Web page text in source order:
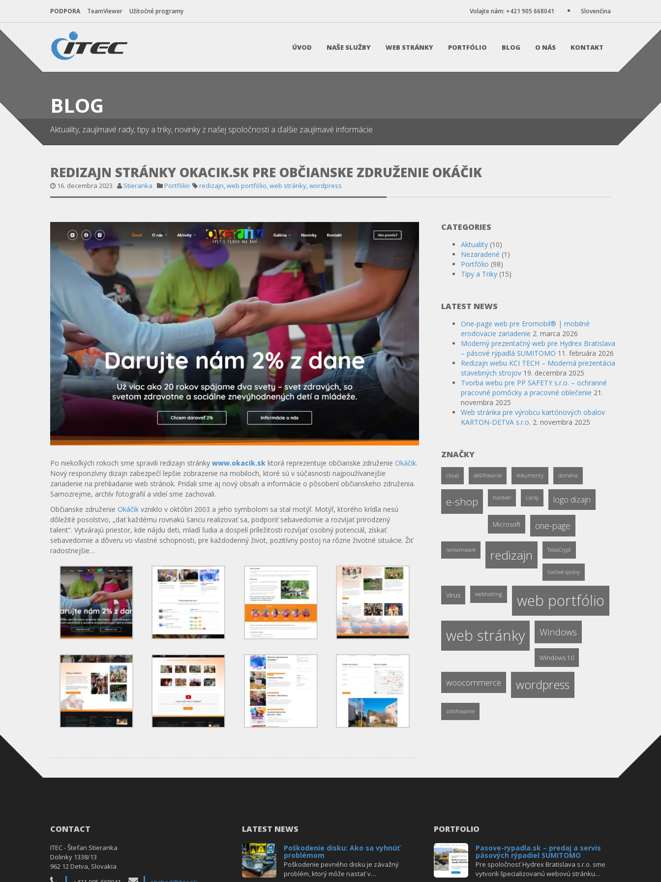
PODPORA TeamViewer Užitočné programy Volajte nám: +421 905 668041 Slovenčina
ÚVOD NAŠE SLUŽBY WEB STRÁNKY PORTFÓLIO BLOG O NÁS KONTAKT
BLOG
Aktuality, zaujímavé rady, tipy a triky, novinky z našej spoločnosti a ďalšie zaujímavé informácie
REDIZAJN STRÁNKY OKACIK.SK PRE OBČIANSKE ZDRUŽENIE OKÁČIK
16. decembra 2023 Stieranka Portfólio redizajn,web portfólio,web stránky,wordpress
Po niekoľkých rokoch sme spravili redizajn stránky www.okacik.sk ktorá reprezentuje občianske združenie Okáčik.
Nový responzívny dizajn zabezpečí lepšie zobrazenie na mobiloch, ktoré sú v súčasnosti najpoužívanejšie
zariadenie na prehliadanie web stránok. Pridali sme aj nový obsah a informácie o pôsobení občianskeho združenia.
Samozrejme, archív fotografií a videí sme zachovali.
Občianske združenie Okáčik vzniklo v októbri 2003 a jeho symbolom sa stal motýľ. Motýľ, ktorého krídla nesú
dôležité posolstvo, „dať každému rovnakú šancu realizovať sa, podporiť sebavedomie a rozvíjať prirodzený
talent“. Vytvárajú priestor, kde nájdu deti, mladí ľudia a dospelí príležitosti rozvíjať osobný potenciál, získať
sebavedomie a dôveru vo vlastné schopnosti, pre každodenný život, pozitívny postoj na rôzne životné situácie. Žiť
radostnejšie…
CATEGORIES
Aktuality (10)
Nezaradené (1)
Portfólio (98)
Tipy a Triky (15)
LATEST NEWS
One-page web pre Eromobil® | mobilné
erodovacie zariadenie 2. marca 2026
Moderný prezentačný web pre Hydrex Bratislava
– pásové rýpadlá SUMITOMO 11. februára 2026
Redizajn webu KCI TECH – Moderná prezentácia
stavebných strojov 19. decembra 2025
Tvorba webu pre PP SAFETY s.r.o. – ochranné
pracovné pomôcky a pracovné oblečenie 21.
novembra 2025
Web stránka pre výrobcu kartónových obalov
KARTON-DETVA s.r.o. 2. novembra 2025
ZNAČKY
cloud dešifrovanie dokumenty doména
e-shop hardvér Locky logo dizajn
Microsoft one-page
ransomware redizajn TeslaCrypt
tlačové správy
Virus webhosting
web portfólio
web stránky
Windows
Windows 10
woocommerce wordpress
zálohovanie
CONTACT
ITEC - Štefan Stieranka
Dolinky 1338/13
962 12 Detva, Slovakia
LATEST NEWS
Poškodenie disku: Ako sa vyhnúť
problémom
Poškodenie pevného disku je závažný
problém, ktorý môže nastať v…
PORTFOLIO
Pasove-rypadla.sk – predaj a servis
pásových rýpadiel SUMITOMO
Pre spoločnosť Hydrex Bratislava s.r.o. sme
vytvorili špecializovanú webovú stránku…